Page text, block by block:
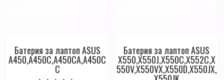
Батерия за лаптоп ASUS
A450,A450C,A450CA,A450C
C
Батерия за лаптоп ASUS
X550,X550J,X550C,X552C,X
550V,X550VX,X550D,X550JX,